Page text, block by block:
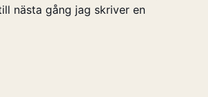
nästa gång jag skriver en